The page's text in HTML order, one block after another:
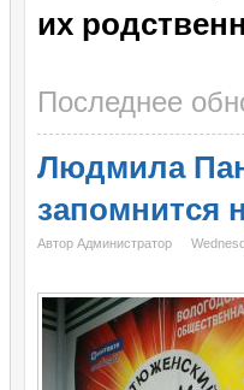
их
Последнее
Людмила
запомнится
Автор Администратор